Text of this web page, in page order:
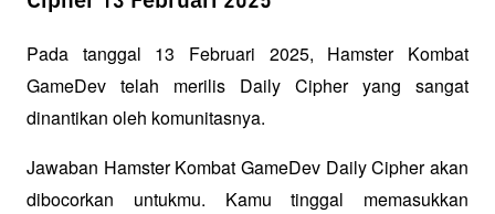
Pada tanggal 13 Februari 2025, Hamster Kombat
GameDev telah merilis Daily Cipher yang sangat
dinantikan oleh komunitasnya.
Jawaban Hamster Kombat GameDev Daily Cipher akan
dibocorkan untukmu. Kamu tinggal memasukkan